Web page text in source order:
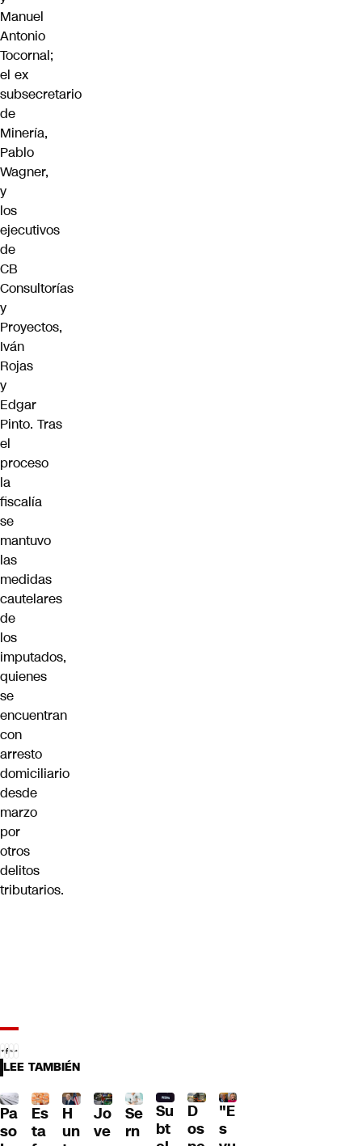
Manuel
Antonio
Tocornal;
el ex
subsecretario
de
Minería,
Pablo
Wagner,
y
los
ejecutivos
de
CB
Consultorías
y
Proyectos,
Iván
Rojas
y
Edgar
Pinto. Tras
el
proceso
la
fiscalía
se
mantuvo
las
medidas
cautelares
de
los
imputados,
quienes
se
encuentran
con
arresto
domiciliario
desde
marzo
por
otros
delitos
tributarios.
LEE TAMBIÉN
Pa
so
Es
ta
H
un
Jo
ve
Se
rn
Su
bt
D
os
"E
s